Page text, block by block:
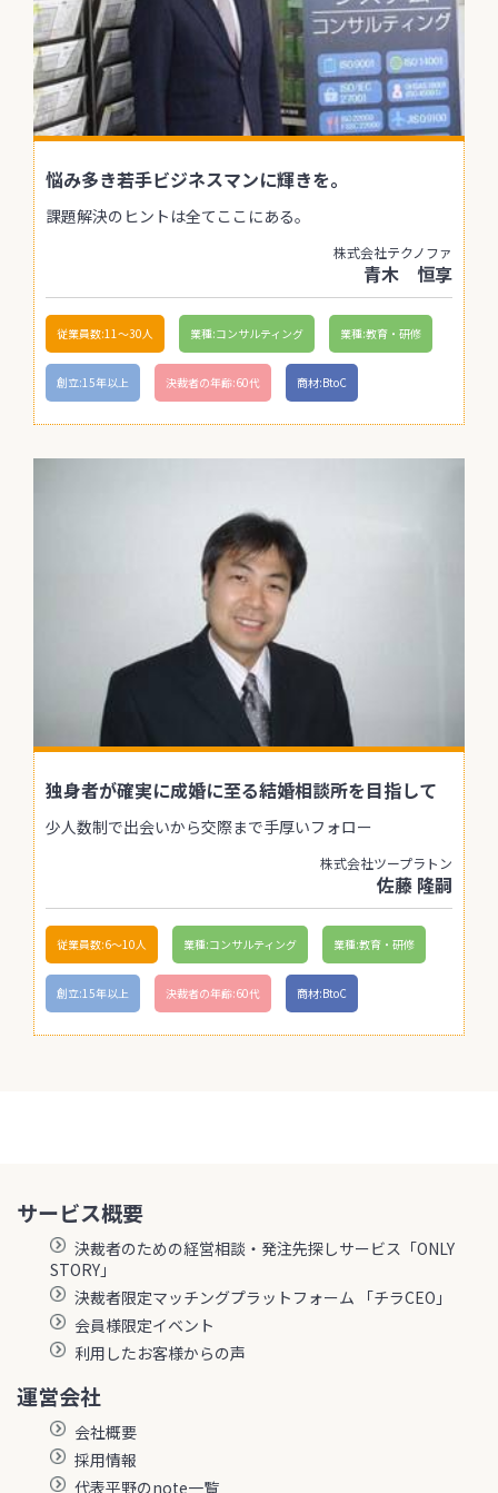
悩み多き若手ビジネスマンに輝きを。
課題解決のヒントは全てここにある。
株式会社テクノファ
青木 恒享
従業員数:11〜30人 業種:コンサルティング 業種:教育・研修
創立:15年以上 決裁者の年齢:60代 商材:BtoC
独身者が確実に成婚に至る結婚相談所を目指して
少人数制で出会いから交際まで手厚いフォロー
株式会社ツープラトン
佐藤 隆嗣
従業員数:6～10人 業種:コンサルティング 業種:教育・研修
創立:15年以上 決裁者の年齢:60代 商材:BtoC
サービス概要
決裁者のための経営相談・発注先探しサービス「ONLY
STORY」
決裁者限定マッチングプラットフォーム 「チラCEO」
会員様限定イベント
利用したお客様からの声
運営会社
会社概要
採用情報
代表平野のnote一覧